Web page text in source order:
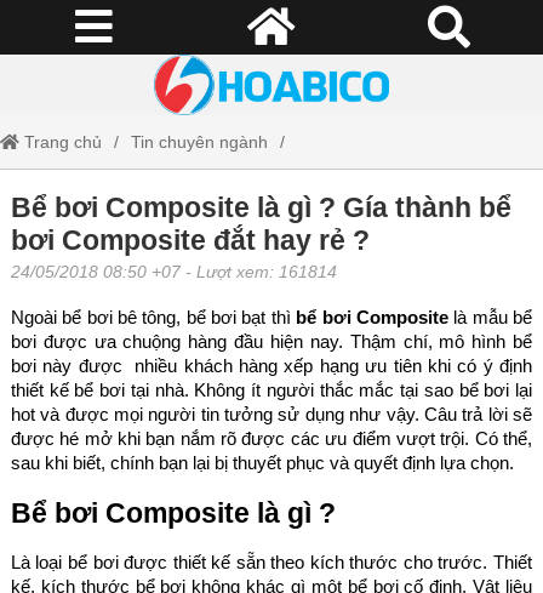
Trang chủ Tin chuyên ngành
Bể bơi Composite là gì ? Gía thành bể bơi Composite đắt hay rẻ ?
Bể bơi Composite là gì ? Gía thành bể
bơi Composite đắt hay rẻ ?
24/05/2018 08:50 +07 - Lượt xem: 161814
Ngoài bể bơi bê tông, bể bơi bạt thì bể bơi Compositelà mẫu bể
bơi được ưa chuộng hàng đầu hiện nay. Thậm chí, mô hình bể
bơi này được nhiều khách hàng xếp hạng ưu tiên khi có ý định
thiết kế bể bơi tại nhà. Không ít người thắc mắc tại sao bể bơi lại
hot và được mọi người tin tưởng sử dụng như vậy. Câu trả lời sẽ
được hé mở khi bạn nắm rõ được các ưu điểm vượt trội. Có thể,
sau khi biết, chính bạn lại bị thuyết phục và quyết định lựa chọn.
Bể bơi Composite là gì ?
Là loại bể bơi được thiết kế sẵn theo kích thước cho trước. Thiết
kế, kích thước bể bơi không khác gì một bể bơi cố định. Vật liệu